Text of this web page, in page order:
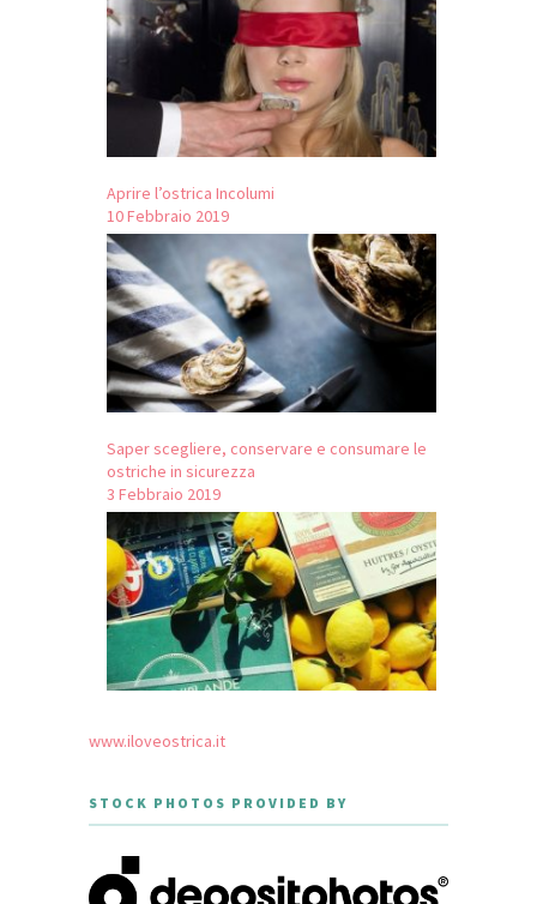
Aprire l’ostrica Incolumi
10 Febbraio 2019
Saper scegliere, conservare e consumare le
ostriche in sicurezza
3 Febbraio 2019
www.iloveostrica.it
STOCK PHOTOS PROVIDED BY